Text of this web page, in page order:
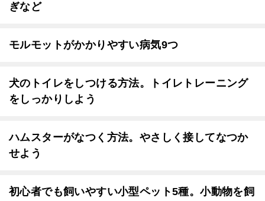
ぎなど
モルモットがかかりやすい病気9つ
犬のトイレをしつける方法。トイレトレーニング
をしっかりしよう
ハムスターがなつく方法。やさしく接してなつか
せよう
初心者でも飼いやすい小型ペット5種。小動物を飼